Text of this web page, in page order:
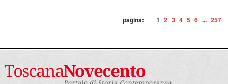
pagina: 1 2 3 4 5 6 ... 257